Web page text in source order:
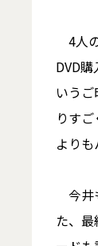
4人
DVD
いう
りす
より
今井
た、